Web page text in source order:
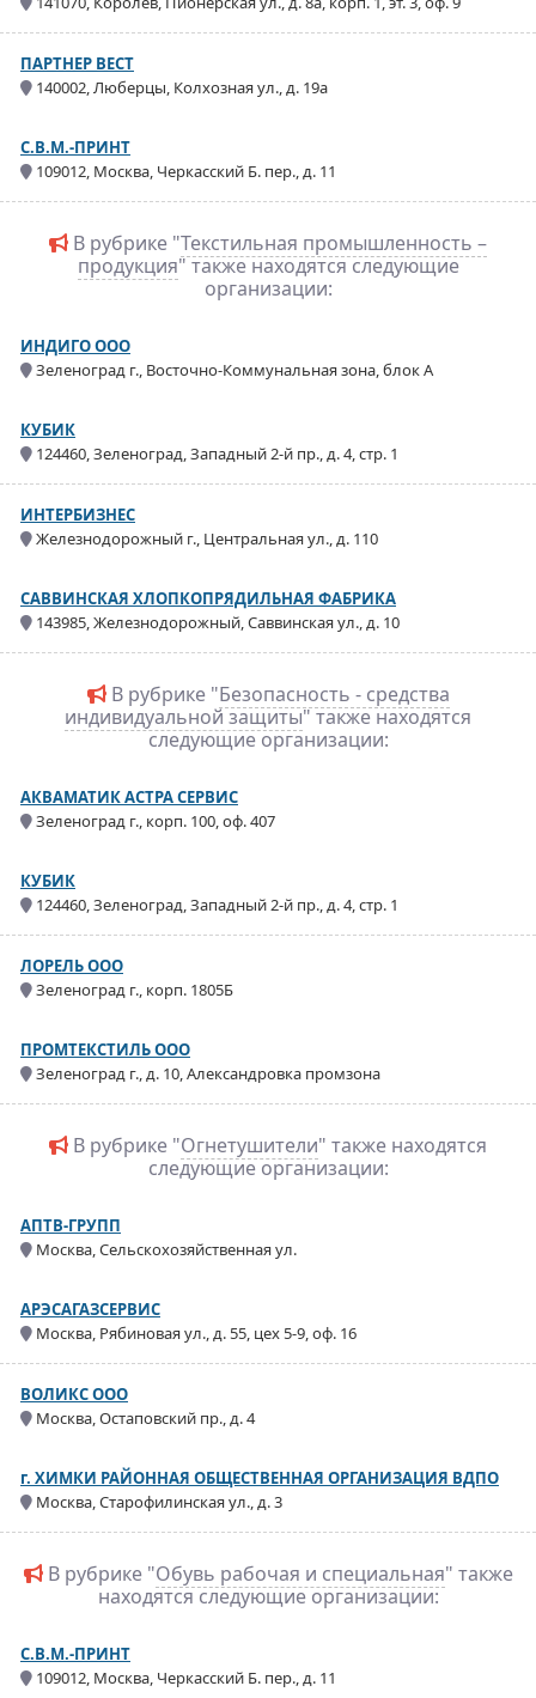
ПАРТНЕР ВЕСТ
140002, Люберцы, Колхозная ул., д. 19а
C.B.M.-ПРИНТ
109012, Москва, Черкасский Б. пер., д. 11
В рубрике "Текстильная промышленность –
продукция" также находятся следующие
организации:
ИНДИГО ООО
Зеленоград г., Восточно-Коммунальная зона, блок А
КУБИК
124460, Зеленоград, Западный 2-й пр., д. 4, стр. 1
ИНТЕРБИЗНЕС
Железнодорожный г., Центральная ул., д. 110
САВВИНСКАЯ ХЛОПКОПРЯДИЛЬНАЯ ФАБРИКА
143985, Железнодорожный, Саввинская ул., д. 10
В рубрике "Безопасность - средства
индивидуальной защиты" также находятся
следующие организации:
АКВАМАТИК АСТРА СЕРВИС
Зеленоград г., корп. 100, оф. 407
КУБИК
124460, Зеленоград, Западный 2-й пр., д. 4, стр. 1
ЛОРЕЛЬ ООО
Зеленоград г., корп. 1805Б
ПРОМТЕКСТИЛЬ ООО
Зеленоград г., д. 10, Александровка промзона
В рубрике "Огнетушители" также находятся
следующие организации:
АПТВ-ГРУПП
Москва, Сельскохозяйственная ул.
АРЭСАГАЗСЕРВИС
Москва, Рябиновая ул., д. 55, цех 5-9, оф. 16
ВОЛИКС ООО
Москва, Остаповский пр., д. 4
г. ХИМКИ РАЙОННАЯ ОБЩЕСТВЕННАЯ ОРГАНИЗАЦИЯ ВДПО
Москва, Старофилинская ул., д. 3
В рубрике "Обувь рабочая и специальная" также
находятся следующие организации:
C.B.M.-ПРИНТ
109012, Москва, Черкасский Б. пер., д. 11